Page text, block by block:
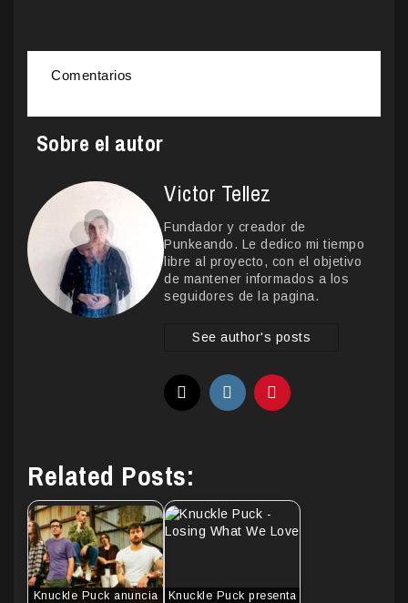
Comentarios
Sobre el autor
Victor Tellez
Fundador y creador de
Punkeando. Le dedico mi tiempo
libre al proyecto, con el objetivo
de mantener informados a los
seguidores de la pagina.
See author's posts
Related Posts:
Knuckle Puck anuncia
Knuckle Puck presenta